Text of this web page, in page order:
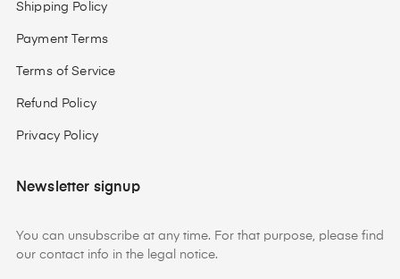
Shipping Policy
Payment Terms
Terms of Service
Refund Policy
Privacy Policy
Newsletter signup
You can unsubscribe at any time. For that purpose, please find
our contact info in the legal notice.